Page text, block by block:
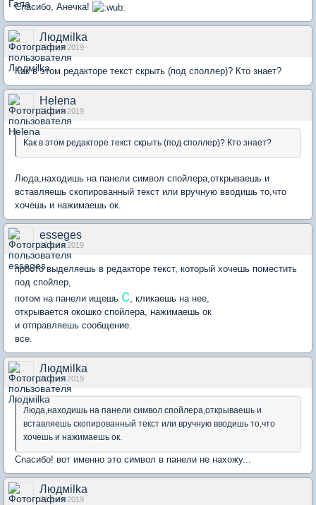
Спасибо, Анечка!
Людмilka
19 фев 2019
Как в этом редакторе текст скрыть (под споллер)? Кто знает?
Helena
19 фев 2019
Как в этом редакторе текст скрыть (под споллер)? Кто знает?
Люда,находишь на панели символ спойлера,открываешь и
вставляешь скопированный текст или вручную вводишь то,что
хочешь и нажимаешь ок.
esseges
19 фев 2019
просто выделяешь в редакторе текст, который хочешь поместить
под спойлер,
потом на панели ищешь с , кликаешь на нее,
открывается окошко спойлера, нажимаешь ок
и отправляешь сообщение.
все.
Людмilka
20 фев 2019
Люда,находишь на панели символ спойлера,открываешь и
вставляешь скопированный текст или вручную вводишь то,что
хочешь и нажимаешь ок.
Спасибо! вот именно это символ в панели не нахожу...
Людмilka
20 фев 2019